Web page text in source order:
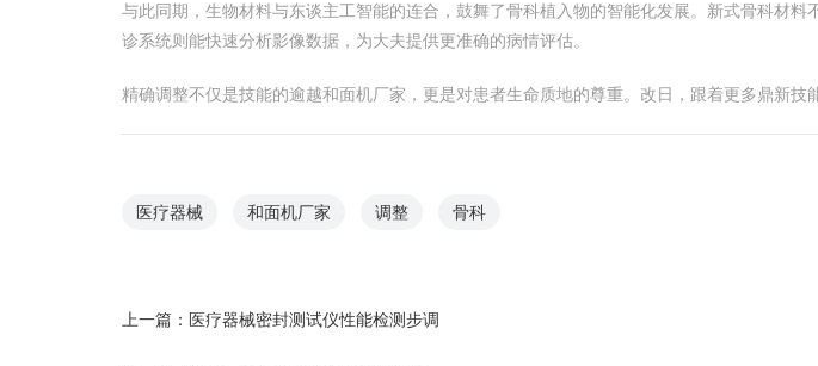
与此同期，生物材料与东谈主工智能的连合，鼓舞了骨科植入物的智能化发展。新式骨科材
诊系统则能快速分析影像数据，为大夫提供更准确的病情评估。
精确调整不仅是技能的逾越和面机厂家，更是对患者生命质地的尊重。改日，跟着更多鼎新
医疗器械 和面机厂家 调整 骨科
上一篇： 医疗器械密封测试仪性能检测步调